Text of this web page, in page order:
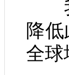
我
降
全球